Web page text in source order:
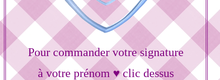
Pour commander votre signature
à votre prénom ♥ clic dessus